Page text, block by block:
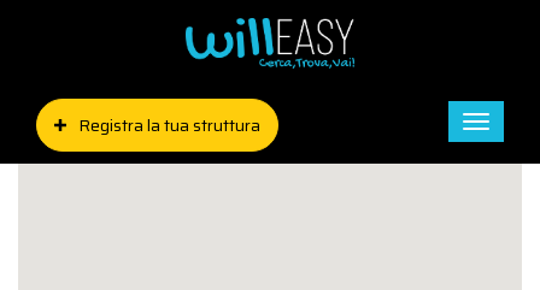
Registra la tua struttura
Toggle